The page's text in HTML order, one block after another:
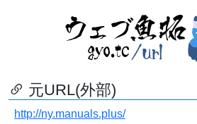
元URL(外部)
http://ny.manuals.plus/